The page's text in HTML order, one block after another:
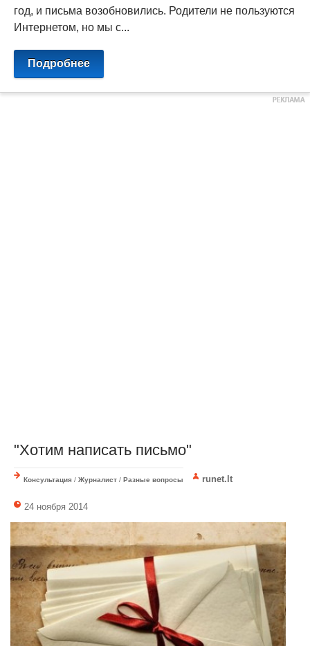
год, и письма возобновились. Родители не пользуются
Интернетом, но мы с...
Подробнее
"Хотим написать письмо"
Консультация / Журналист / Разные вопросы runet.lt
24 ноября 2014